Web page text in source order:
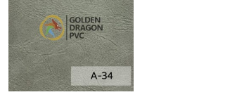
Add to
Wishlist
+